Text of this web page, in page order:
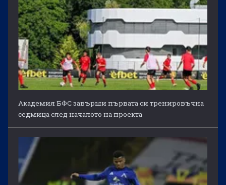
Академия БФС завърши първата си тренировъчна
седмица след началото на проекта